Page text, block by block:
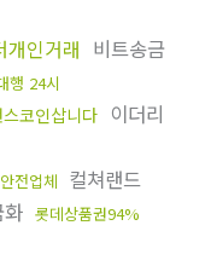
개인거래 비트송금
행 24시
코인삽니다
이더리
전업체 컬쳐랜드
롯데상품권94%